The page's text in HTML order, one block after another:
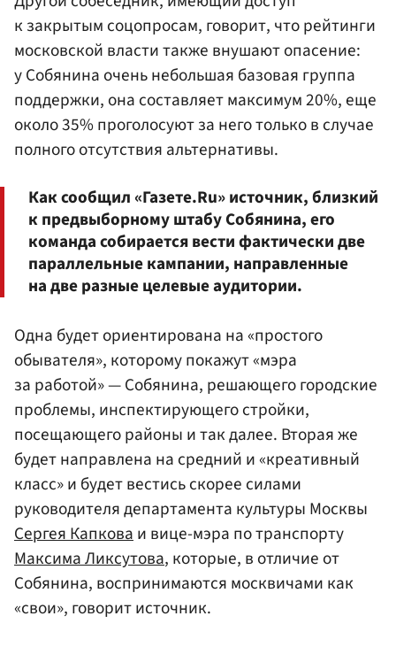
к закрытым соцопросам, говорит, что рейтинги
московской власти также внушают опасение:
у Собянина очень небольшая базовая группа
поддержки, она составляет максимум 20%, еще
около 35% проголосуют за него только в случае
полного отсутствия альтернативы.
Как сообщил «Газете.Ru» источник, близкий
к предвыборному штабу Собянина, его
команда собирается вести фактически две
параллельные кампании, направленные
на две разные целевые аудитории.
Одна будет ориентирована на «простого
обывателя», которому покажут «мэра
за работой» — Собянина, решающего городские
проблемы, инспектирующего стройки,
посещающего районы и так далее. Вторая же
будет направлена на средний и «креативный
класс» и будет вестись скорее силами
руководителя департамента культуры Москвы
Сергея Капковаи вице-мэра по транспорту
Максима Ликсутова, которые, в отличие от
Собянина, воспринимаются москвичами как
«свои», говорит источник.